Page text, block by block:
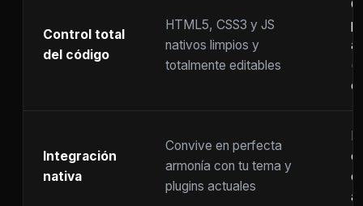
Control total
del código
HTML5, CSS3 y JS
nativos limpios y
totalmente editables
Integración
nativa
Convive en perfecta
armonía con tu tema y
plugins actuales